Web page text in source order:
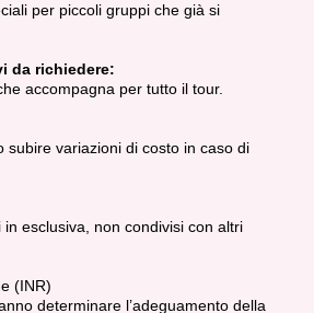
per piccoli gruppi che già si
da richiedere:
accompagna per tutto il tour.
subire variazioni di costo in caso di
esclusiva, non condivisi con altri
(INR)
determinare l’adeguamento della